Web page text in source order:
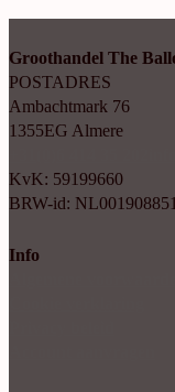
Groothandel The
POSTADRES
Ambachtmark 76
1355EG Almere
KvK: 59199660
BRW-id:
Info